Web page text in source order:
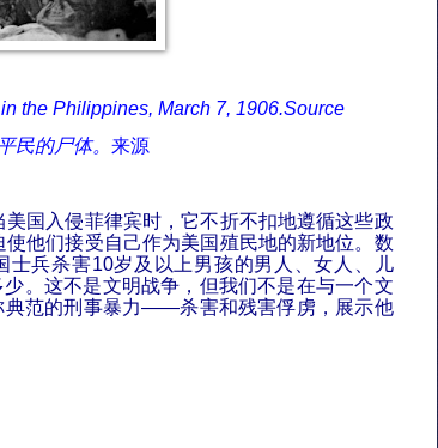
the Philippines, March 7, 1906.Source
民的尸体。 来源
美国入侵菲律宾时，它不折不扣地遵循这些政
使他们接受自己作为美国殖民地的新地位。数
士兵杀害10岁及以上男孩的男人、女人、儿
。这不是文明战争，但我们不是在与一个文
典范的刑事暴力——杀害和残害俘虏，展示他